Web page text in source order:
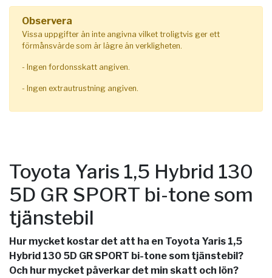
Observera
Vissa uppgifter än inte angivna vilket troligtvis ger ett
förmånsvärde som är lägre än verkligheten.
- Ingen fordonsskatt angiven.
- Ingen extrautrustning angiven.
Toyota Yaris 1,5 Hybrid 130
5D GR SPORT bi-tone som
tjänstebil
Hur mycket kostar det att ha en Toyota Yaris 1,5
Hybrid 130 5D GR SPORT bi-tone som tjänstebil?
Och hur mycket påverkar det min skatt och lön?